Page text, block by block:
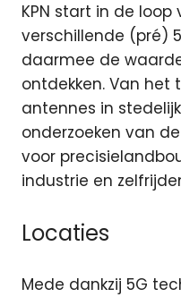
KPN start in de loop
verschillende (pré)
daarmee de
ontdekken. Van het
antennes in
onderzoeken van
voor
industrie en
Locaties
Mede dankzij 5G